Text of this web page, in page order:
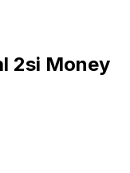
2si Money